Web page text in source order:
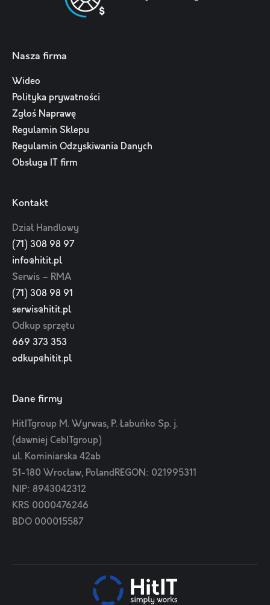
Nasza firma
Wideo
Polityka prywatności
Zgłoś Naprawę
Regulamin Sklepu
Regulamin Odzyskiwania Danych
Obsługa IT firm
Kontakt
Dział Handlowy
(71) 308 98 97
info@hitit.pl
Serwis – RMA
(71) 308 98 91
serwis@hitit.pl
Odkup sprzętu
669 373 353
odkup@hitit.pl
Dane firmy
HitITgroup M. Wyrwas, P. Łabuńko Sp. j.
(dawniej CebITgroup)
ul. Kominiarska 42ab
51-180 Wrocław, PolandREGON: 021995311
NIP: 8943042312
KRS 0000476246
BDO 000015587